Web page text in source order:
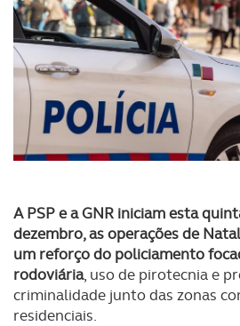
A PSP e a GNR iniciam esta
dezembro, as operações de
um reforço do policiamento
rodoviária, uso de pirotecnia e
criminalidade junto das zonas
residenciais.